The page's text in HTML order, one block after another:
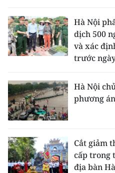
Hà Nội
dịch 500
và xác
trước
Hà Nội
phương
Cắt giảm
cấp trong
địa bàn